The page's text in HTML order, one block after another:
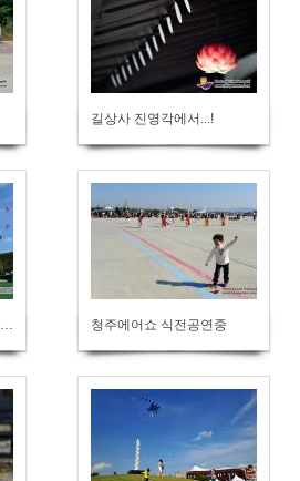
길상사 진영각에서...!
청주에어쇼 식전공연중